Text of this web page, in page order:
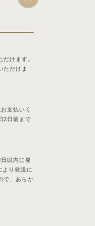
けます。
ただけま
支払いく
2日前まで
以内に発
より発送に
で、あらか